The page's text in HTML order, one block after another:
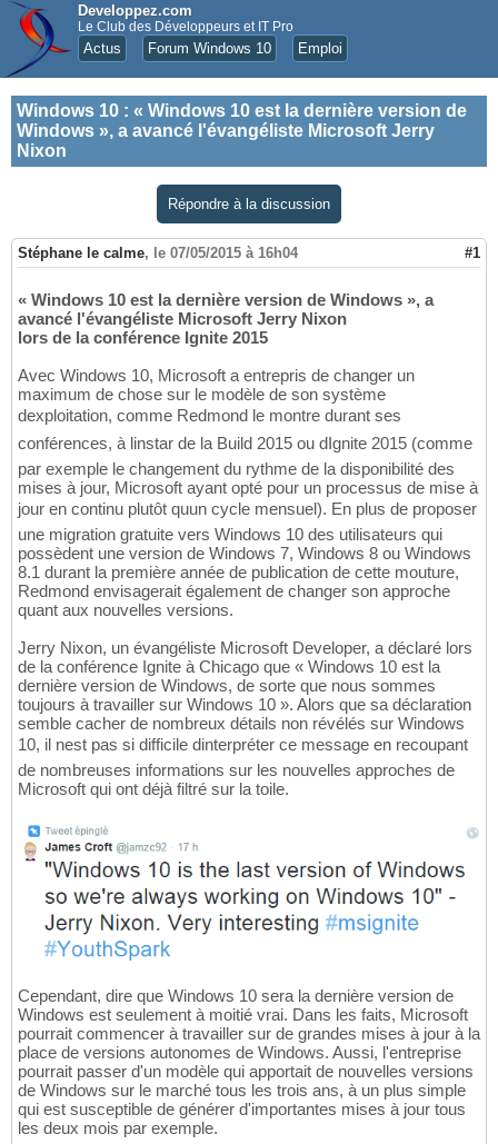
Developpez.com
Le Club des Développeurs et IT Pro
Actus Forum Windows 10 Emploi
Windows 10 : « Windows 10 est la dernière version de
Windows », a avancé l'évangéliste Microsoft Jerry
Nixon
Répondre à la discussion
Stéphane le calme, le 07/05/2015 à 16h04 #1
« Windows 10 est la dernière version de Windows », a
avancé l'évangéliste Microsoft Jerry Nixon
lors de la conférence Ignite 2015
Avec Windows 10, Microsoft a entrepris de changer un
maximum de chose sur le modèle de son système
dexploitation, comme Redmond le montre durant ses
conférences, à linstar de la Build 2015 ou dIgnite 2015 (comme
par exemple le changement du rythme de la disponibilité des
mises à jour, Microsoft ayant opté pour un processus de mise à
jour en continu plutôt quun cycle mensuel). En plus de proposer
une migration gratuite vers Windows 10 des utilisateurs qui
possèdent une version de Windows 7, Windows 8 ou Windows
8.1 durant la première année de publication de cette mouture,
Redmond envisagerait également de changer son approche
quant aux nouvelles versions.
Jerry Nixon, un évangéliste Microsoft Developer, a déclaré lors
de la conférence Ignite à Chicago que « Windows 10 est la
dernière version de Windows, de sorte que nous sommes
toujours à travailler sur Windows 10 ». Alors que sa déclaration
semble cacher de nombreux détails non révélés sur Windows
10, il nest pas si difficile dinterpréter ce message en recoupant
de nombreuses informations sur les nouvelles approches de
Microsoft qui ont déjà filtré sur la toile.
Cependant, dire que Windows 10 sera la dernière version de
Windows est seulement à moitié vrai. Dans les faits, Microsoft
pourrait commencer à travailler sur de grandes mises à jour à la
place de versions autonomes de Windows. Aussi, l'entreprise
pourrait passer d'un modèle qui apportait de nouvelles versions
de Windows sur le marché tous les trois ans, à un plus simple
qui est susceptible de générer d'importantes mises à jour tous
les deux mois par exemple.